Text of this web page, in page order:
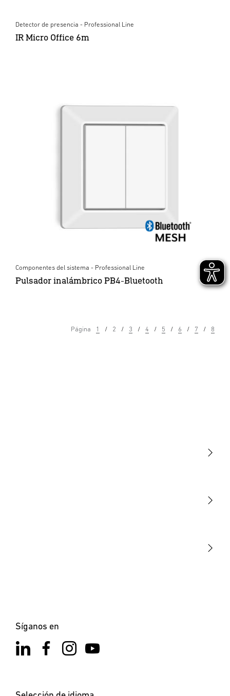
Detector de presencia - Professional Line
IR Micro Office 6m
Componentes del sistema - Professional Line
Pulsador inalámbrico PB4-Bluetooth
Página 1 2 3 4 5 6 7 8
Síganos en